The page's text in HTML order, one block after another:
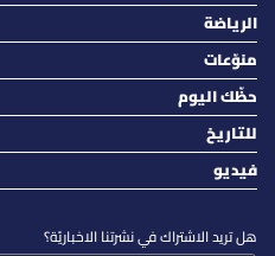
الرياضة
منوّعات
حظّك اليوم
للتاريخ
فيديو
هل تريد الاشتراك في نشرتنا الاخباريّة؟